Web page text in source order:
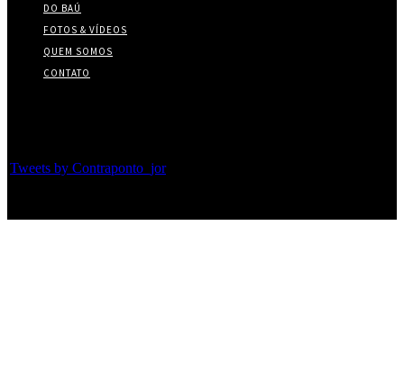
DO BAÚ
FOTOS & VÍDEOS
QUEM SOMOS
CONTATO
Tweets by Contraponto_jor